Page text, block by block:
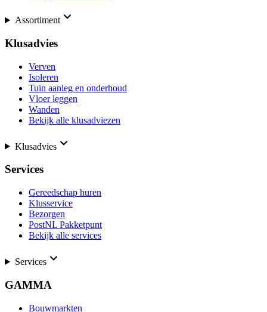
Assortiment
Klusadvies
Verven
Isoleren
Tuin aanleg en onderhoud
Vloer leggen
Wanden
Bekijk alle klusadviezen
Klusadvies
Services
Gereedschap huren
Klusservice
Bezorgen
PostNL Pakketpunt
Bekijk alle services
Services
GAMMA
Bouwmarkten